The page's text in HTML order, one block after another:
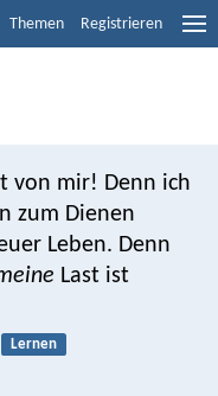
Themen Registrieren
von mir! Denn ich
zum Dienen
Leben. Denn
Last ist
Lernen